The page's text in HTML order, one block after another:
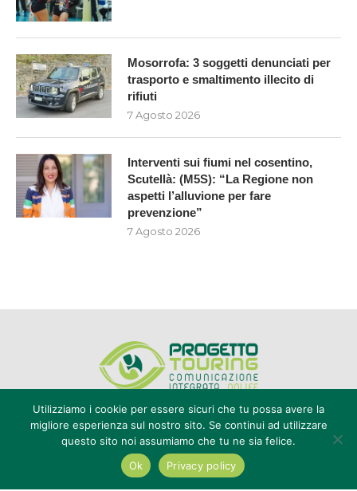
Mosorrofa: 3 soggetti denunciati per
trasporto e smaltimento illecito di
rifiuti
7 Agosto 2026
Interventi sui fiumi nel cosentino,
Scutellà: (M5S): “La Regione non
aspetti l’alluvione per fare
prevenzione”
7 Agosto 2026
Editore Progetto Touring srl - iscrizione al ROC n°20616 - P.IVA e CF
02636800803 - Reg. Tribunale Reggio Calabria n° 04/1976 -
redazione@touring104.it
Utilizziamo i cookie per essere sicuri che tu possa avere la
migliore esperienza sul nostro sito. Se continui ad utilizzare
questo sito noi assumiamo che tu ne sia felice.
Ok
Privacy policy